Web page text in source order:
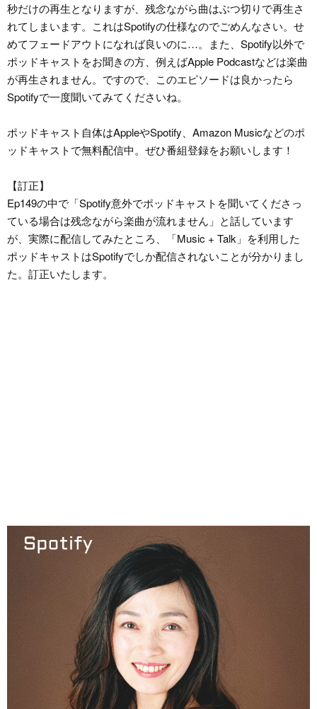
秒だけの再生となりますが、残念ながら曲はぶつ切りで再生さ
れてしまいます。これはSpotifyの仕様なのでごめんなさい。せ
めてフェードアウトになれば良いのに…。また、Spotify以外で
ポッドキャストをお聞きの方、例えばApple Podcastなどは楽曲
が再生されません。ですので、このエピソードは良かったら
Spotifyで一度聞いてみてくださいね。
ポッドキャスト自体はAppleやSpotify、Amazon Musicなどのポ
ッドキャストで無料配信中。ぜひ番組登録をお願いします！
【訂正】
Ep149の中で「Spotify意外でポッドキャストを聞いてくださっ
ている場合は残念ながら楽曲が流れません」と話しています
が、実際に配信してみたところ、「Music + Talk」を利用した
ポッドキャストはSpotifyでしか配信されないことが分かりまし
た。訂正いたします。